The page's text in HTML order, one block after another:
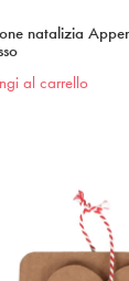
natalizia
al carrello